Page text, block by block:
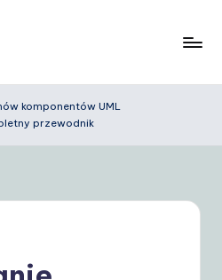
komponentów UML
przewodnik